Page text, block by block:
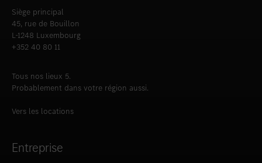
Siège principal
45, rue de Bouillon
L-1248 Luxembourg
+352 40 80 11
Tous nos lieux 5.
Probablement dans votre région aussi.
Vers les locations
Entreprise